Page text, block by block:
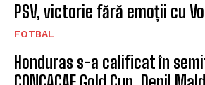
PSV, victorie fără emoții cu
FOTBAL
Honduras s-a calificat în